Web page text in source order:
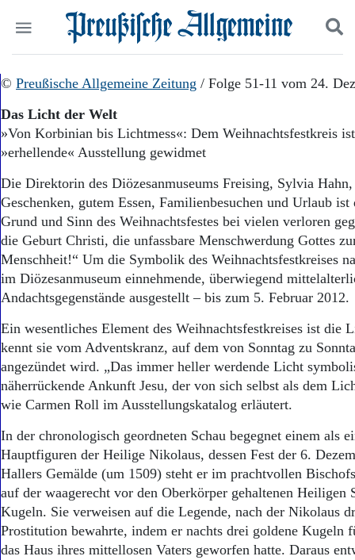
Start
Wer wir sind
Aktuelle Ausgabe
Abonnenten-Login
Abonnent werden
Abo Prämien
Archiv
Mediadaten
Politik
Panorama
Gesellschaft
Geschichte
Ostpreußen
Pommern
Berlin-Brandenburg
Schlesien
Danzig und Westpreußen
Bücher
Kontakt
Impressum
Datenschutz
Suchen und finden
© Preußische Allgemeine Zeitung / Folge 51-11 vom 24.
Das Licht der Welt
»Von Korbinian bis Lichtmess«: Dem Weihnachtsfestkreis
»erhellende« Ausstellung gewidmet
Die Direktorin des Diözesanmuseums Freising, Sylvia
Geschenken, gutem Essen, Familienbesuchen und Urlaub
Grund und Sinn des Weihnachtsfestes bei vielen verloren
die Geburt Christi, die unfassbare Menschwerdung Gottes
Menschheit!“ Um die Symbolik des Weih­nachtsfestkreises
im Diözesanmuseum einnehmende, überwiegend
Andachtsgegenstände ausgestellt – bis zum 5. Februar 2012.
Ein wesentliches Element des Weihnachtsfestkreises ist die
kennt sie vom Adventskranz, auf dem von Sonntag zu
angezündet wird. „Das immer heller werdende Licht
näherrückende Ankunft Jesu, der von sich selbst als dem
wie Carmen Roll im Ausstellungskatalog erläutert.
In der chronologisch geordneten Schau begegnet einem als
Hauptfiguren der Heilige Nikolaus, dessen Fest der 6.
Hallers Gemälde (um 1509) steht er im prachtvollen
auf der waagerecht vor den Oberkörper gehaltenen Heiligen
Kugeln. Sie verweisen auf die Legende, nach der Nikolaus
Prostitution bewahrte, indem er nachts drei goldene Kugeln
das Haus ihres mittellosen Vaters geworfen hatte. Daraus